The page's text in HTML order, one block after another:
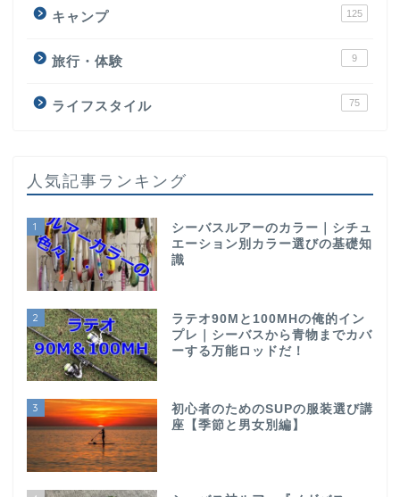
キャンプ 125
旅行・体験 9
ライフスタイル 75
人気記事ランキング
1
シーバスルアーのカラー｜シチュ
エーション別カラー選びの基礎知
識
2
ラテオ90Mと100MHの俺的イン
プレ｜シーバスから青物までカバ
ーする万能ロッドだ！
3
初心者のためのSUPの服装選び講
座【季節と男女別編】